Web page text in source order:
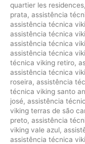
quartier les residences,
prata, assistência
assistência técnica
assistência técnica
assistência técnica
assistência técnica
técnica viking retiro,
assistência técnica
roseira, assistência
técnica viking santo
josé, assistência
viking terras de são
preto, assistência
viking vale azul,
assistência técnica